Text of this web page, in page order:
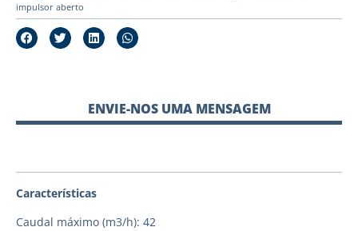
impulsor aberto
ENVIE-NOS UMA MENSAGEM
Características
Caudal máximo (m3/h): 42